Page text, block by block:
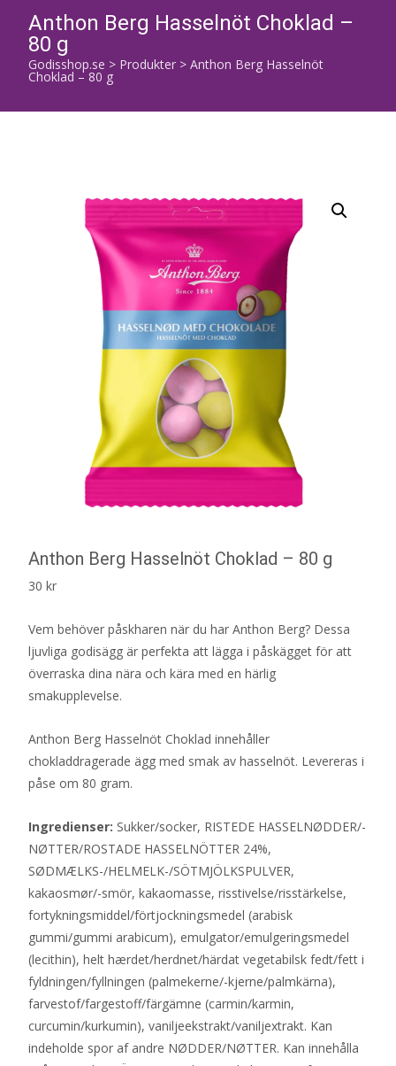
Anthon Berg Hasselnöt Choklad –
80 g
Godisshop.se > Produkter > Anthon Berg Hasselnöt
Choklad – 80 g
Anthon Berg Hasselnöt Choklad – 80 g
30 kr
Vem behöver påskharen när du har Anthon Berg? Dessa
ljuvliga godisägg är perfekta att lägga i påskägget för att
överraska dina nära och kära med en härlig
smakupplevelse.
Anthon Berg Hasselnöt Choklad innehåller
chokladdragerade ägg med smak av hasselnöt. Levereras i
påse om 80 gram.
Ingredienser: Sukker/socker, RISTEDE HASSELNØDDER/-
NØTTER/ROSTADE HASSELNÖTTER 24%,
SØDMÆLKS-/HELMELK-/SÖTMJÖLKSPULVER,
kakaosmør/-smör, kakaomasse, risstivelse/risstärkelse,
fortykningsmiddel/förtjockningsmedel (arabisk
gummi/gummi arabicum), emulgator/emulgeringsmedel
(lecithin), helt hærdet/herdnet/härdat vegetabilsk fedt/fett i
fyldningen/fyllningen (palmekerne/-kjerne/palmkärna),
farvestof/fargestoff/färgämne (carmin/karmin,
curcumin/kurkumin), vaniljeekstrakt/vaniljextrakt. Kan
indeholde spor af andre NØDDER/NØTTER. Kan innehålla